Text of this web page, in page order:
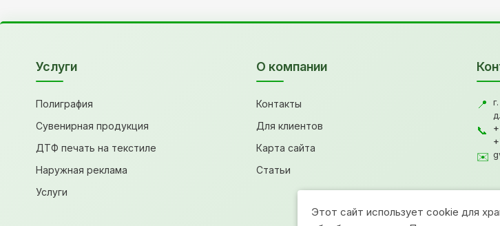
Услуги
Полиграфия
Сувенирная продукция
ДТФ печать на текстиле
Наружная реклама
Услуги
О компании
Контакты
Для клиентов
Карта сайта
Статьи
📍
📞
✉️
Этот сайт использует cookie для